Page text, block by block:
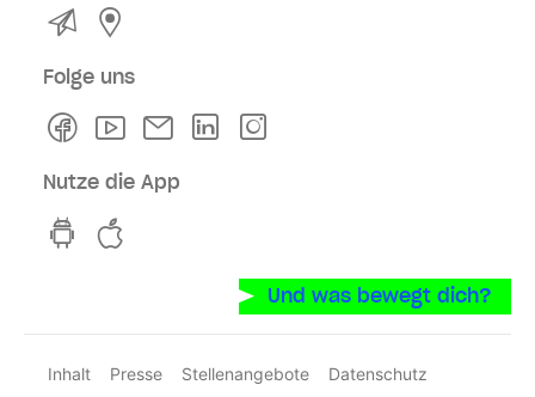
Kontakt
Folge uns
FacebookYoutubeNewsletterLinkedln
Nutze die App
hvv switch App auf GooglePlay
Und was bewegt dich?
Inhalt Presse Stellenangebote
Datenschutz